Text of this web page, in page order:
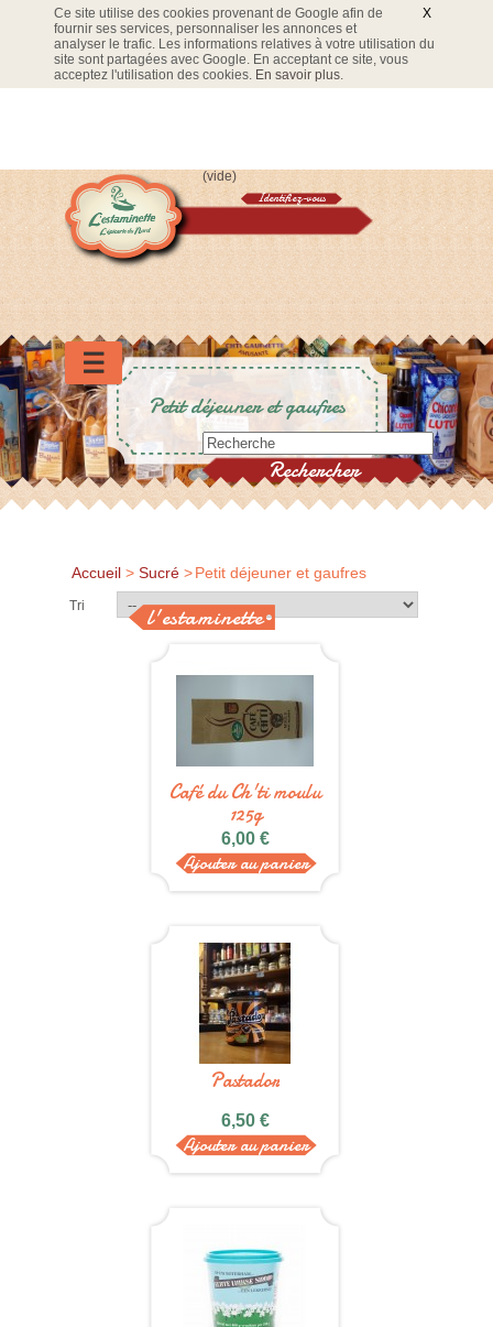
X
Ce site utilise des cookies provenant de Google afin de
fournir ses services, personnaliser les annonces et
analyser le trafic. Les informations relatives à votre utilisation du
site sont partagées avec Google. En acceptant ce site, vous
acceptez l'utilisation des cookies. En savoir plus.
(vide)
Identifiez-vous
Panier
☰
l'estaminette
Petit déjeuner et gaufres
Accueil > Sucré >Petit déjeuner et gaufres
Tri
Café du Ch'ti moulu
125g
6,00 €
Ajouter au panier
Pastador
6,50 €
Ajouter au panier